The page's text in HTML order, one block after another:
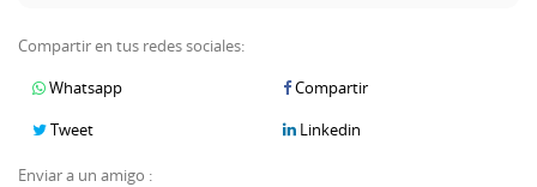
Compartir en tus redes sociales:
Whatsapp
Compartir
Tweet
Linkedin
Enviar a un amigo :